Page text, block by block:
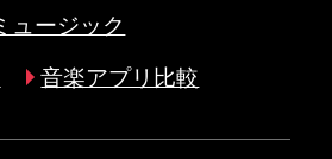
ュージック
音楽アプリ比較